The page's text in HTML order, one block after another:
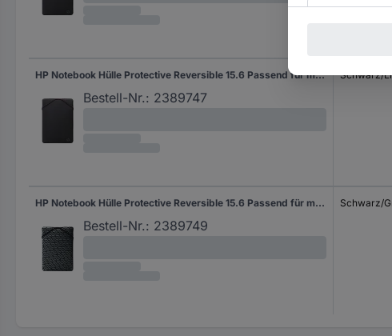
HP Notebook Hülle Protective Reversible 15.6 Passend für maximal: 39,6 cm (15,6") Schwarz/Lila
Bestell-Nr.: 2389747
Schwarz/
HP Notebook Hülle Protective Reversible 15.6 Passend für maximal: 39,6 cm (15,6") Schwarz/Grau
Bestell-Nr.: 2389749
Schwarz/